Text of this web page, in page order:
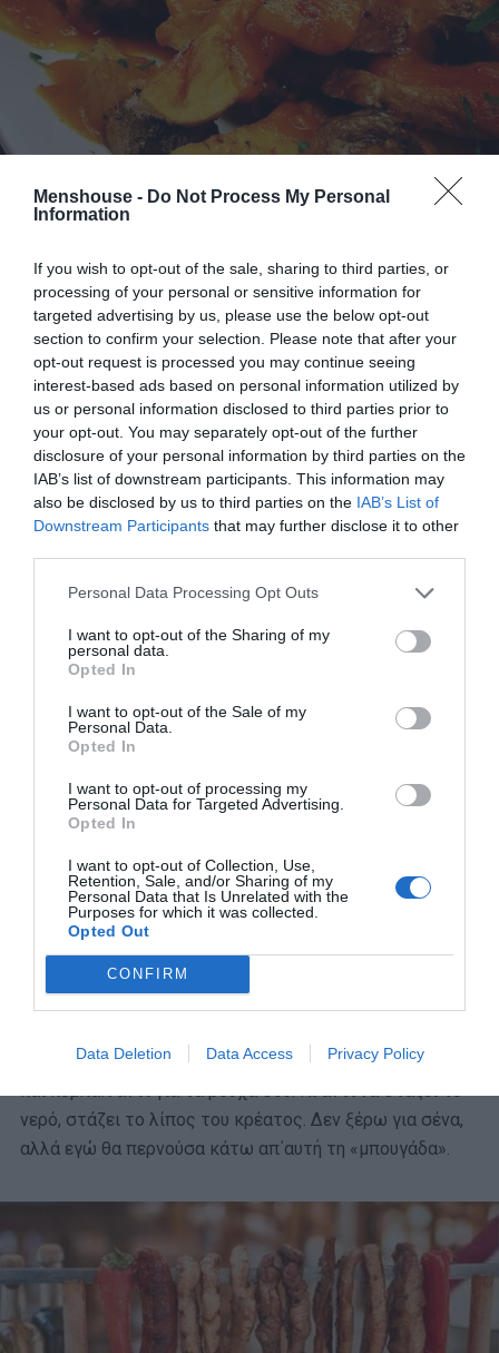
Menshouse - Do Not Process My Personal
Information
If you wish to opt-out of the sale, sharing to third parties, or
processing of your personal or sensitive information for
targeted advertising by us, please use the below opt-out
section to confirm your selection. Please note that after your
opt-out request is processed you may continue seeing
interest-based ads based on personal information utilized by
us or personal information disclosed to third parties prior to
your opt-out. You may separately opt-out of the further
disclosure of your personal information by third parties on the
IAB’s list of downstream participants. This information may
also be disclosed by us to third parties on the IAB’s List of
Downstream Participants that may further disclose it to other
Personal Data Processing Opt Outs
I want to opt-out of the Sharing of my
personal data.
Opted In
I want to opt-out of the Sale of my
Personal Data.
Opted In
I want to opt-out of processing my
Personal Data for Targeted Advertising.
Opted In
I want to opt-out of Collection, Use,
Retention, Sale, and/or Sharing of my
Personal Data that Is Unrelated with the
Purposes for which it was collected.
Opted Out
CONFIRM
Data Deletion Data Access Privacy Policy
Πλατεία Κωνσταντινουπόλεως 1, 2102585878
Δήμος
Ένα από τα θρυλικότερα σουβλατζίδικα της Νέας
κρεατικών. Λες κι έχεις απλώσει λουκάνικα, μπριζόλες
νερό, στάζει το λίπος του κρέατος. Δεν ξέρω για σένα,
αλλά εγώ θα περνούσα κάτω απ΄αυτή τη «μπουγάδα».